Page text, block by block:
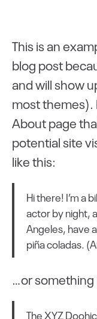
This is an
blog post
and will show
most themes).
About page
potential site
like this:
Hi there! I’m a
actor by night,
Angeles, have
piña coladas.
…or something
The XYZ